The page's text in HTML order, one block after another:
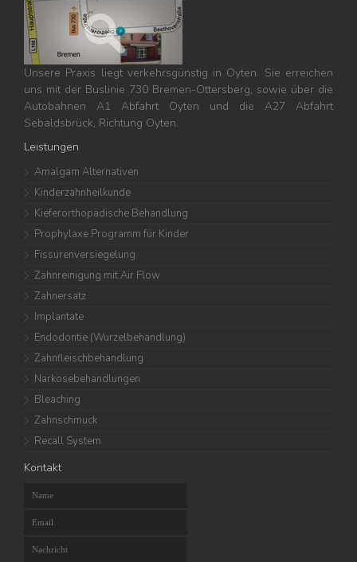
Unsere Praxis liegt verkehrsgünstig in Oyten. Sie erreichen
uns mit der Buslinie 730 Bremen-Ottersberg, sowie über die
Autobahnen A1 Abfahrt Oyten und die A27 Abfahrt
Sebaldsbrück, Richtung Oyten.
Leistungen
Amalgam Alternativen
Kinderzahnheilkunde
Kieferorthopädische Behandlung
Prophylaxe Programm für Kinder
Fissurenversiegelung
Zahnreinigung mit Air Flow
Zahnersatz
Implantate
Endodontie (Wurzelbehandlung)
Zahnfleischbehandlung
Narkosebehandlungen
Bleaching
Zahnschmuck
Recall System
Kontakt